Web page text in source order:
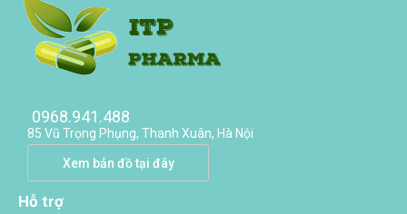
0968.941.488
85 Vũ Trọng Phụng, Thanh Xuân, Hà Nội
Xem bản đồ tại đây
Hỗ trợ